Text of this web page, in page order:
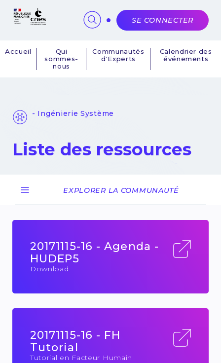
Navigation
Accueil
Qui
sommes-
nous
Communautés
d'Experts
Calendrier des
événements
SE CONNECTER
- Ingénierie Système
Liste des ressources
EXPLORER LA COMMUNAUTÉ
20171115-16 - Agenda -
HUDEP5
Download
20171115-16 - FH
Tutorial
Tutorial en Facteur Humain